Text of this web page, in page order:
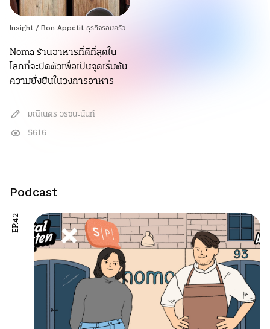
Insight / Bon Appétit ธุรกิจรอบครัว
Noma ร้านอาหารที่ดีที่สุดใน
โลกที่จะปิดตัวเพื่อเป็นจุดเริ่มต้น
ความยั่งยืนในวงการอาหาร
มณีเนตร วรชนะนันท์
5616
Podcast
EP.42